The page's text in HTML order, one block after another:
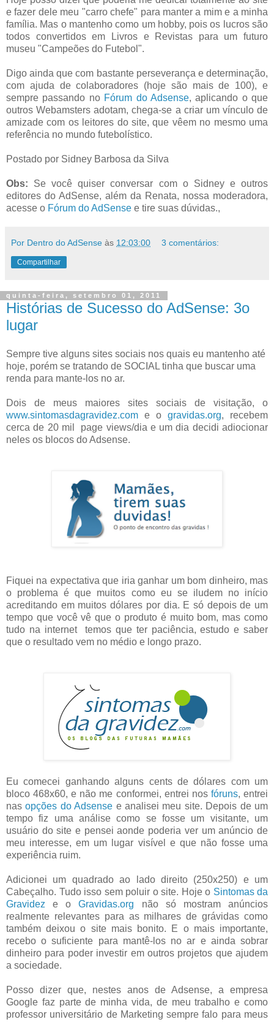
e fazer dele meu "carro chefe" para manter a mim e a minha
família. Mas o mantenho como um hobby, pois os lucros são
todos convertidos em Livros e Revistas para um futuro
museu "Campeões do Futebol".
Digo ainda que com bastante perseverança e determinação,
com ajuda de colaboradores (hoje são mais de 100), e
sempre passando no Fórum do Adsense, aplicando o que
outros Webamsters adotam, chega-se a criar um vínculo de
amizade com os leitores do site, que vêem no mesmo uma
referência no mundo futebolístico.
Postado por Sidney Barbosa da Silva
Obs: Se você quiser conversar com o Sidney e outros
editores do AdSense, além da Renata, nossa moderadora,
acesse o Fórum do AdSense e tire suas dúvidas.,
Por Dentro do AdSense às 12:03:00 3 comentários:
Compartilhar
quinta-feira, setembro 01, 2011
Histórias de Sucesso do AdSense: 3o
lugar
Sempre tive alguns sites sociais nos quais eu mantenho até
hoje, porém se tratando de SOCIAL tinha que buscar uma
renda para mante-los no ar.
Dois de meus maiores sites sociais de visitação, o
www.sintomasdagravidez.com e o gravidas.org, recebem
cerca de 20 mil page views/dia e um dia decidi adiocionar
neles os blocos do Adsense.
Fiquei na expectativa que iria ganhar um bom dinheiro, mas
o problema é que muitos como eu se iludem no início
acreditando em muitos dólares por dia. E só depois de um
tempo que você vê que o produto é muito bom, mas como
tudo na internet temos que ter paciência, estudo e saber
que o resultado vem no médio e longo prazo.
Eu comecei ganhando alguns cents de dólares com um
bloco 468x60, e não me conformei, entrei nos fóruns, entrei
nasopções do Adsense e analisei meu site. Depois de um
tempo fiz uma análise como se fosse um visitante, um
usuário do site e pensei aonde poderia ver um anúncio de
meu interesse, em um lugar visível e que não fosse uma
experiência ruim.
Adicionei um quadrado ao lado direito (250x250) e um
Cabeçalho. Tudo isso sem poluir o site. Hoje o Sintomas da
Gravideze oGravidas.org não só mostram anúncios
realmente relevantes para as milhares de grávidas como
também deixou o site mais bonito. E o mais importante,
recebo o suficiente para mantê-los no ar e ainda sobrar
dinheiro para poder investir em outros projetos que ajudem
a sociedade.
Posso dizer que, nestes anos de Adsense, a empresa
Google faz parte de minha vida, de meu trabalho e como
professor universitário de Marketing sempre falo para meus